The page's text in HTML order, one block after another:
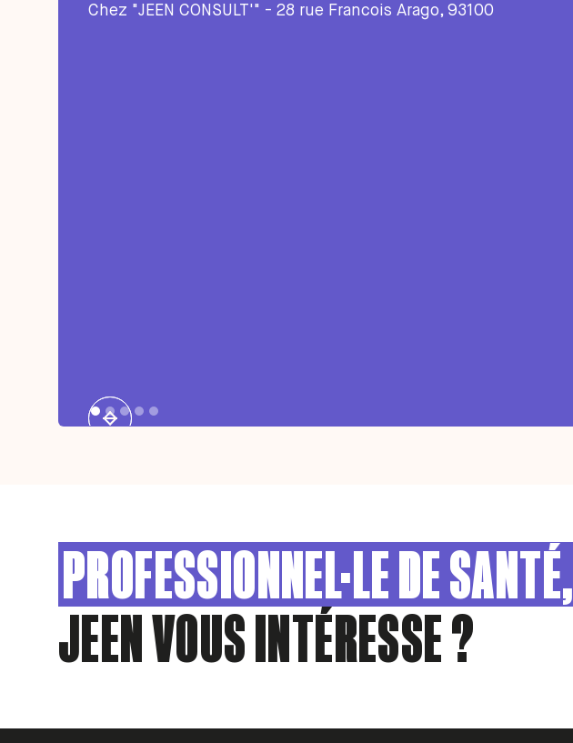
Chez "JEEN CONSULT'" - 28 rue Francois Arago, 93100
PROFESSIONNEL·LE DE SANTÉ,
JEEN VOUS INTÉRESSE ?